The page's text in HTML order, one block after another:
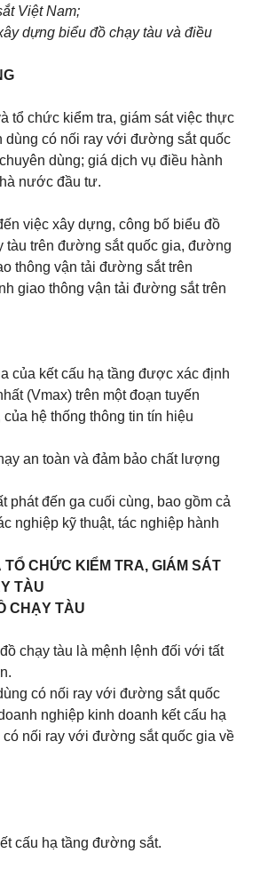
Việt Nam;
dựng biểu đồ chạy tàu và điều
tổ chức kiểm tra, giám sát việc thực
dùng có nối ray với đường sắt quốc
dùng; giá dịch vụ điều hành
nước đầu tư.
việc xây dựng, công bố biểu đồ
tàu trên đường sắt quốc gia, đường
thông vận tải đường sắt trên
giao thông vận tải đường sắt trên
của kết cấu hạ tầng được xác định
(Vmax) trên một đoạn tuyến
hệ thống thông tin tín hiệu
an toàn và đảm bảo chất lượng
phát đến ga cuối cùng, bao gồm cả
nghiệp kỹ thuật, tác nghiệp hành
CHỨC KIỂM TRA, GIÁM SÁT
TÀU
CHẠY TÀU
chạy tàu là mệnh lệnh đối với tất
có nối ray với đường sắt quốc
nghiệp kinh doanh kết cấu hạ
nối ray với đường sắt quốc gia về
cấu hạ tầng đường sắt.